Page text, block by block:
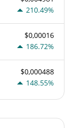
210.49%
$0,00016
186.72%
$0,000488
148.55%